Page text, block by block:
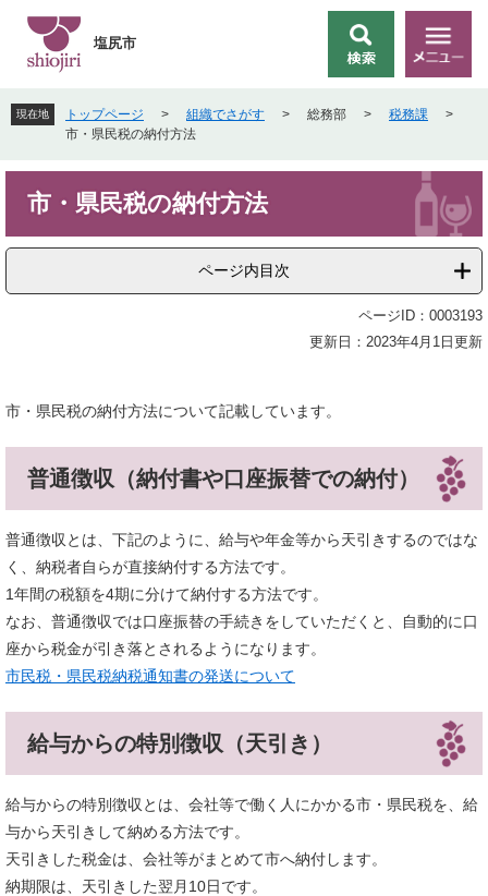
先
頭
す
を
飛
し
文
索
メ
ニ
ー
塩尻市
現在地 トップページ > 組織でさがす > 総務部 > 税務課
>
市・県民税の納付方法
市・県民税の納付方法
ページ内目次
ページID：0003193
更新日：2023年4月1日更新
市・県民税の納付方法について記載しています。
普通徴収（納付書や口座振替での納付）
普通徴収とは、下記のように、給与や年金等から天引きするのではな
く、納税者自らが直接納付する方法です。
1年間の税額を4期に分けて納付する方法です。
なお、普通徴収では口座振替の手続きをしていただくと、自動的に口
座から税金が引き落とされるようになります。
市民税・県民税納税通知書の発送について
給与からの特別徴収（天引き）
給与からの特別徴収とは、会社等で働く人にかかる市・県民税を、給
与から天引きして納める方法です。
天引きした税金は、会社等がまとめて市へ納付します。
納期限は、天引きした翌月10日です。